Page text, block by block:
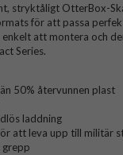
stryktåligt OtterBox-
för att passa
att montera och
Series.
50% återvunnen plast
laddning
att leva upp till militär
grepp